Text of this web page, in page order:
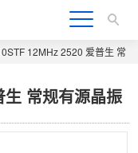
12MHz 2520 爱普生 常
常规有源晶振